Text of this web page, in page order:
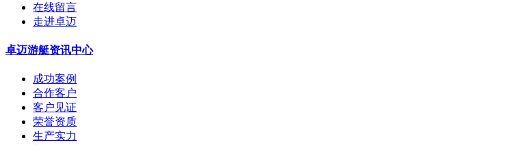
在线留言
走进卓迈
卓迈游艇资讯中心
成功案例
合作客户
客户见证
荣誉资质
生产实力